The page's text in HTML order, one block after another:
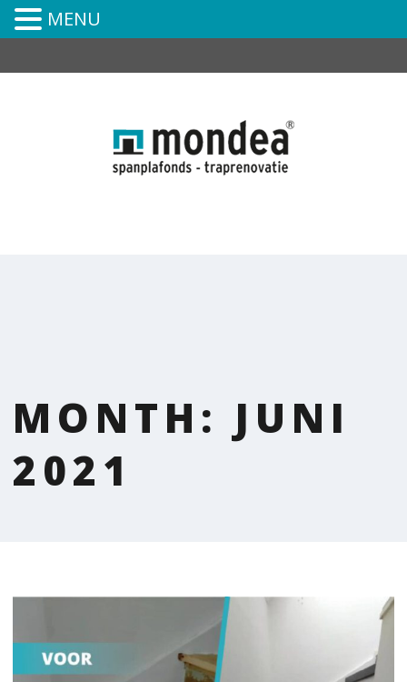
MONTH: JUNI
2021
MENU